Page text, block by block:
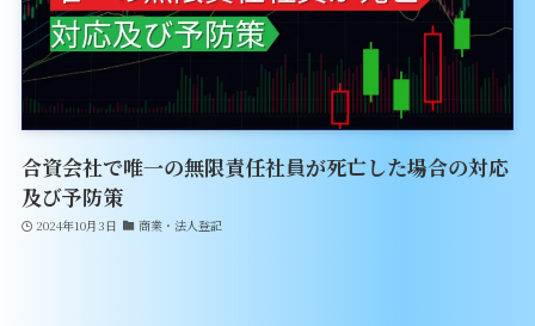
合資会社で唯一の無限責任社員が死亡した場合の対応
及び予防策
2024年10月3日 商業・法人登記